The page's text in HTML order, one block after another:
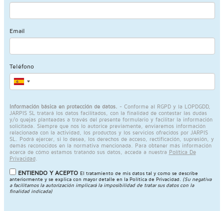
Email
Teléfono
Información básica en protección de datos. - Conforme al RGPD y la LOPDGDD,
JARPIS SL tratará los datos facilitados, con la finalidad de contestar las dudas
y/o quejas planteadas a través del presente formulario y facilitar la información
solicitada. Siempre que nos lo autorice previamente, enviaremos información
relacionada con la actividad, los productos y los servicios ofrecidos por JARPIS
SL. Podrá ejercer, si lo desea, los derechos de acceso, rectificación, supresión, y
demás reconocidos en la normativa mencionada. Para obtener más información
acerca de cómo estamos tratando sus datos, acceda a nuestra Política De
Privacidad.
ENTIENDO Y ACEPTO El tratamiento de mis datos tal y como se describe
anteriormente y se explica con mayor detalle en la Política de Privacidad
(Su negativa
a facilitarnos la autorización implicará la imposibilidad de tratar sus datos con la
finalidad indicada)